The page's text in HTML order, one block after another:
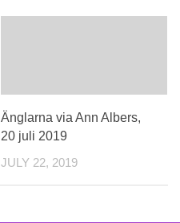
Änglarna via Ann Albers,
20 juli 2019
JULY 22, 2019